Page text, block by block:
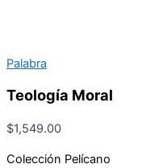
Palabra
Teología Moral
$1,549.00
Colección Pelícano